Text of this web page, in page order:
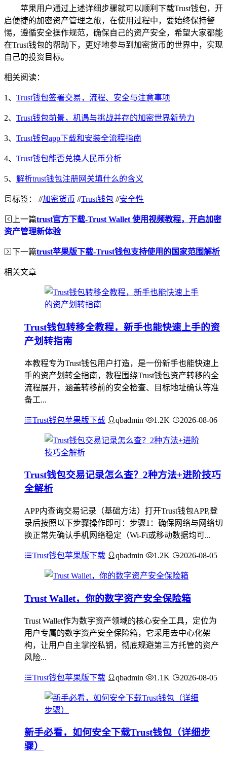
苹果用户通过上述详细步骤就可以顺利下载Trust钱包，开
启便捷的加密资产管理之旅，在使用过程中，要始终保持警
惕，遵循安全操作规范，确保自己的资产安全，希望大家都能
在Trust钱包的帮助下，更好地参与到加密货币的世界中，实现
自己的投资目标。
相关阅读：
1、 Trust钱包签署交易，流程、安全与注意事项
2、 Trust钱包前景，机遇与挑战并存的加密世界新势力
3、 Trust钱包app下载和安装全流程指南
4、 Trust钱包能否兑换人民币分析
5、 解析trust钱包注册网关填什么的含义
标签： #加密货币 #Trust钱包 #安全性
上一篇trust官方下载-Trust Wallet 使用视频教程，开启加密
资产管理新体验
下一篇trust苹果版下载-Trust钱包支持使用的国家范围解析
相关文章
Trust钱包转移全教程，新手也能快速上手的资
产划转指南
本教程专为Trust钱包用户打造，是一份新手也能快速上
手的资产划转全指南，教程围绕Trust钱包资产转移的全
流程展开，涵盖转移前的安全检查、目标地址确认等准
备工...
Trust钱包苹果版下载 qbadmin 1.2K 2026-08-06
Trust钱包交易记录怎么查？2种方法+进阶技巧
全解析
APP内查询交易记录（基础方法）打开Trust钱包APP,登
录后按照以下步骤操作即可：步骤1：确保网络与网络切
换正常先确认手机网络稳定（Wi-Fi或移动数据均可...
Trust钱包苹果版下载 qbadmin 1.2K 2026-08-05
Trust Wallet，你的数字资产安全保险箱
Trust Wallet作为数字资产领域的核心安全工具，定位为
用户专属的数字资产安全保险箱，它采用去中心化架
构，让用户自主掌控私钥，彻底规避第三方托管的资产
风险...
Trust钱包苹果版下载 qbadmin 1.1K 2026-08-05
新手必看，如何安全下载Trust钱包（详细步
骤）